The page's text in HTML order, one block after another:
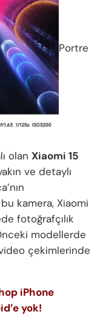
Portre
olan Xiaomi 15
ve detaylı
kamera, Xiaomi
fotoğrafçılık
modellerde
çekimlerinde
iPhone
yok!